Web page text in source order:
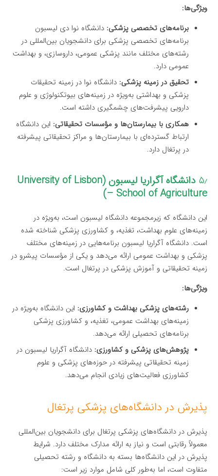
ویژگی‌ها:
برنامه‌های تخصصی پزشکی: دانشگاه نوا دی لیسبون
برنامه‌های تخصصی پزشکی برای دانشجویان بین‌المللی در
رشته‌های مختلف مانند پزشکی عمومی، داروسازی، و بهداشت
عمومی دارد.
تحقیق در زمینه پزشکی: دانشگاه نوا در زمینه تحقیقات
پزشکی و بهداشتی به‌ویژه در زمینه‌های بیوتکنولوژی و علوم
دارویی پیشرفت‌های چشمگیری داشته است.
همکاری با بیمارستان‌ها و مؤسسات تحقیقاتی: این دانشگاه
ارتباط گسترده‌ای با بیمارستان‌ها و مراکز تحقیقاتی پیشرفته
در پرتغال دارد.
۵٫
دانشگاه آگراریا لیسبون (University of Lisbon
– School of Agriculture)
این دانشگاه که زیرمجموعه دانشگاه لیسبون است، به‌ویژه در
زمینه‌های علوم بهداشت، تغذیه، و کشاورزی پزشکی شناخته شده
است. دانشگاه آگراریا لیسبون برنامه‌هایی در زمینه‌های مختلف
پزشکی و بهداشت عمومی ارائه می‌دهد و یکی از مؤسسات پیشرو در
زمینه تحقیقاتی و آموزش پزشکی در پرتغال است.
ویژگی‌ها:
رشته‌های پزشکی بهداشت و کشاورزی: این دانشگاه به‌ویژه در
زمینه‌های بهداشت عمومی، تغذیه، و کشاورزی پزشکی
برنامه‌های تحصیلی ارائه می‌دهد.
پژوهش‌های پزشکی و کشاورزی: دانشگاه آگراریا لیسبون در
زمینه تحقیقاتی پیشرفته در حوزه‌های پزشکی و علوم
کشاورزی فعالیت‌های زیادی انجام می‌دهد.
پذیرش در دانشگاه‌های پزشکی پرتغال
پذیرش در دانشگاه‌های پزشکی پرتغال برای دانشجویان بین‌المللی
معمولاً رقابتی است و نیاز به ارائه مدارک مختلف دارد. شرایط
پذیرش در این دانشگاه‌ها بسته به دانشگاه و رشته تحصیلی
متفاوت است، اما به‌طور کلی شامل موارد زیر است: